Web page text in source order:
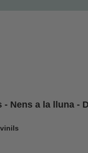
Nens a la lluna -